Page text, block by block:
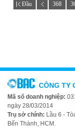
Đầu 368
CÔNG TY
Mã số doanh nghiệp:
ngày 28/03/2014
Trụ sở chính: Lầu 6 -
Bến Thành, HCM.